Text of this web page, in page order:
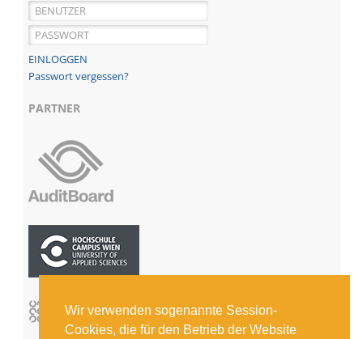
Wir verwenden sogenannte Session-
Cookies, die für den Betrieb der Website
Passwort vergessen?
PARTNER